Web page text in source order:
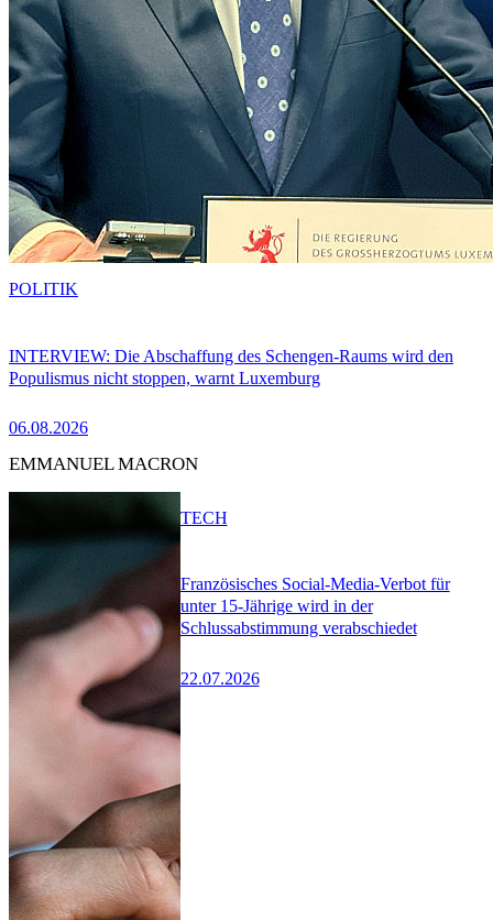
INTERVIEW: Die Abschaffung des Schengen-Raums wird den
Populismus nicht stoppen, warnt Luxemburg
06.08.2026
POLITIK
EMMANUEL MACRON
Französisches Social-Media-Verbot für
unter 15-Jährige wird in der
Schlussabstimmung verabschiedet
22.07.2026
TECH